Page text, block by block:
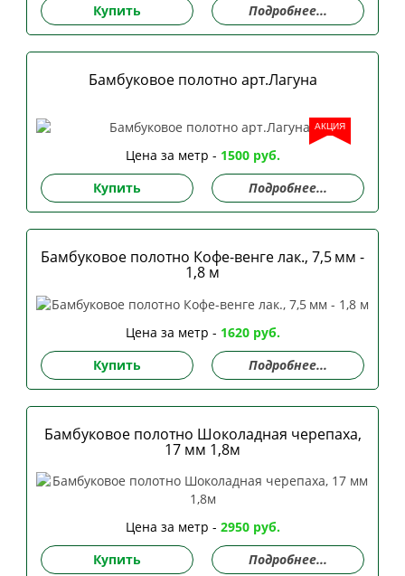
Купить
Подробнее...
Бамбуковое полотно арт.Лагуна
АКЦИЯ
Цена за метр - 1500 руб.
Купить
Подробнее...
Бамбуковое полотно Кофе-венге лак., 7,5 мм -
1,8 м
Цена за метр - 1620 руб.
Купить
Подробнее...
Бамбуковое полотно Шоколадная черепаха,
17 мм 1,8м
Цена за метр - 2950 руб.
Купить
Подробнее...